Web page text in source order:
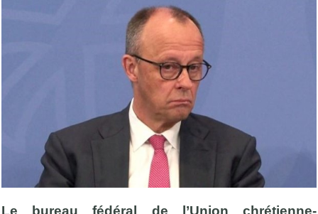
Le bureau fédéral de l’Union chrétienne-